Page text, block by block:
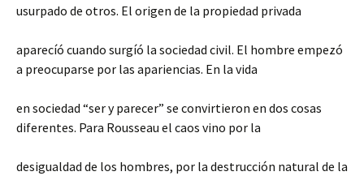
usurpado de otros. El origen de la propiedad privada
aparecíó cuando surgíó la sociedad civil. El hombre empezó
a preocuparse por las apariencias. En la vida
en sociedad “ser y parecer” se convirtieron en dos cosas
diferentes. Para Rousseau el caos vino por la
desigualdad de los hombres, por la destrucción natural de la